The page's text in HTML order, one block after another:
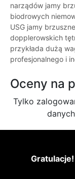
narządów jamy
biodrowych
USG jamy
dopplerowskich
przykłada dużą
profesjonalnego i
Oceny na
Tylko
Gratulacje!